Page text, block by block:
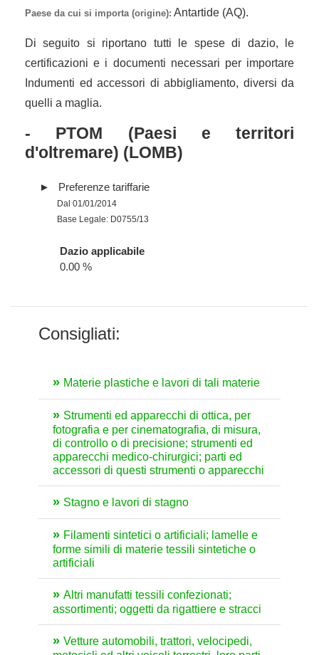
Paese da cui si importa (origine): Antartide (AQ).
Di seguito si riportano tutti le spese di dazio, le
certificazioni e i documenti necessari per importare
Indumenti ed accessori di abbigliamento, diversi da
quelli a maglia.
- PTOM (Paesi e territori
d'oltremare) (LOMB)
Preferenze tariffarie
Dal 01/01/2014
Base Legale: D0755/13
Dazio applicabile
0.00 %
Consigliati:
Materie plastiche e lavori di tali materie
Strumenti ed apparecchi di ottica, per
fotografia e per cinematografia, di misura,
di controllo o di precisione; strumenti ed
apparecchi medico-chirurgici; parti ed
accessori di questi strumenti o apparecchi
Stagno e lavori di stagno
Filamenti sintetici o artificiali; lamelle e
forme simili di materie tessili sintetiche o
artificiali
Altri manufatti tessili confezionati;
assortimenti; oggetti da rigattiere e stracci
Vetture automobili, trattori, velocipedi,